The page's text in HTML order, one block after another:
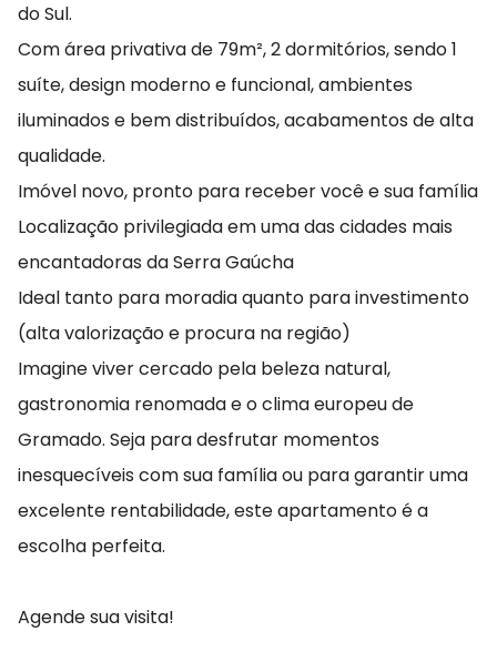
do Sul.
Com área privativa de 79m², 2 dormitórios, sendo 1
suíte, design moderno e funcional, ambientes
iluminados e bem distribuídos, acabamentos de alta
qualidade.
Imóvel novo, pronto para receber você e sua família
Localização privilegiada em uma das cidades mais
encantadoras da Serra Gaúcha
Ideal tanto para moradia quanto para investimento
(alta valorização e procura na região)
Imagine viver cercado pela beleza natural,
gastronomia renomada e o clima europeu de
Gramado. Seja para desfrutar momentos
inesquecíveis com sua família ou para garantir uma
excelente rentabilidade, este apartamento é a
escolha perfeita.
Agende sua visita!